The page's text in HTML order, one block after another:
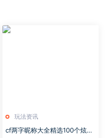
玩法资讯
cf两字昵称大全精选100个炫酷